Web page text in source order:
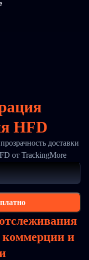
HFD
доставки
от TrackingMore
коммерции и